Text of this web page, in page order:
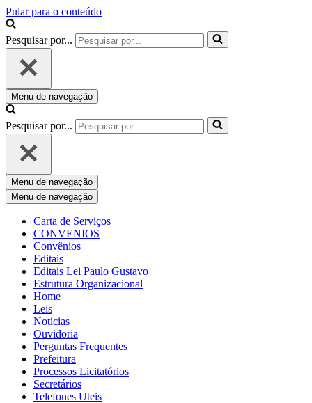
Pular para o conteúdo
Pesquisar por...
Menu de navegação
Pesquisar por...
Menu de navegação
Menu de navegação
Carta de Serviços
CONVENIOS
Convênios
Editais
Editais Lei Paulo Gustavo
Estrutura Organizacional
Home
Leis
Notícias
Ouvidoria
Perguntas Frequentes
Prefeitura
Processos Licitatórios
Secretários
Telefones Uteis